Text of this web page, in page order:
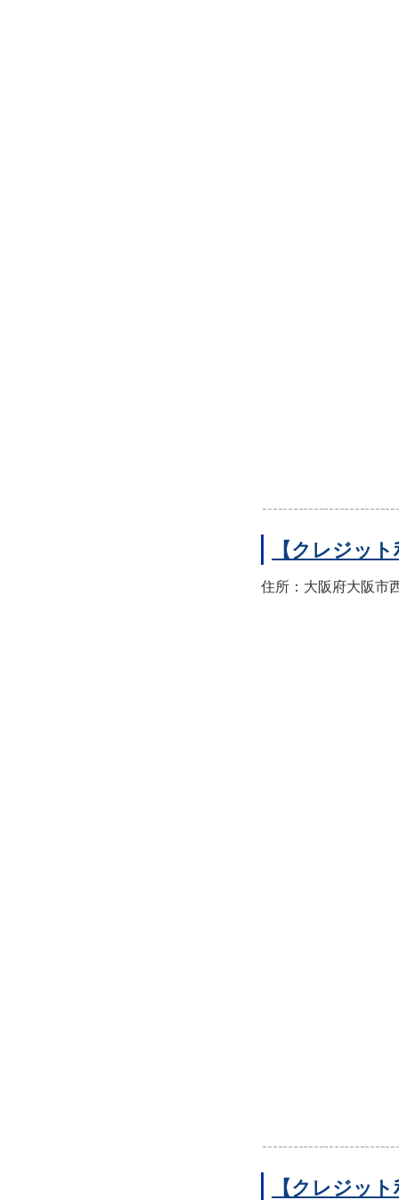
【クレジッ
住所：大阪府大阪市
【クレジッ